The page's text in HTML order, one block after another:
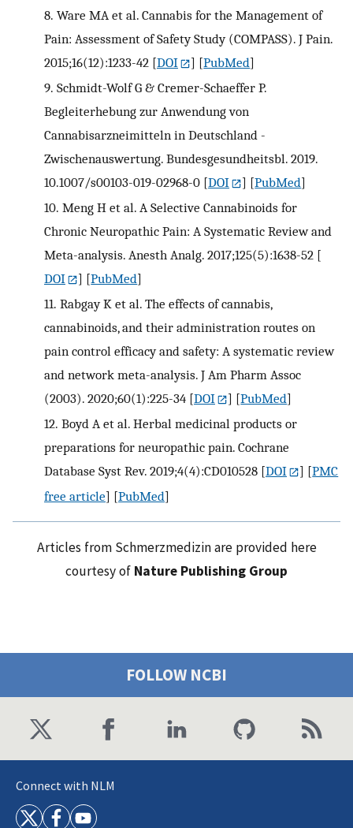
8. Ware MA et al. Cannabis for the Management of
Pain: Assessment of Safety Study (COMPASS). J Pain.
2015;16(12):1233-42 [DOI ] [PubMed]
9. Schmidt-Wolf G & Cremer-Schaeffer P.
Begleiterhebung zur Anwendung von
Cannabisarzneimitteln in Deutschland -
Zwischenauswertung. Bundesgesundheitsbl. 2019.
10.1007/s00103-019-02968-0 [DOI ] [PubMed]
10. Meng H et al. A Selective Cannabinoids for
Chronic Neuropathic Pain: A Systematic Review and
Meta-analysis. Anesth Analg. 2017;125(5):1638-52 [
DOI
] [PubMed]
11. Rabgay K et al. The effects of cannabis,
cannabinoids, and their administration routes on
pain control efficacy and safety: A systematic review
and network meta-analysis. J Am Pharm Assoc
(2003). 2020;60(1):225-34 [DOI ] [PubMed]
12. Boyd A et al. Herbal medicinal products or
preparations for neuropathic pain. Cochrane
Database Syst Rev. 2019;4(4):CD010528 [DOI ] [PMC
free article] [PubMed]
Articles from Schmerzmedizin are provided here
courtesy of Nature Publishing Group
FOLLOW NCBI
Connect with NLM